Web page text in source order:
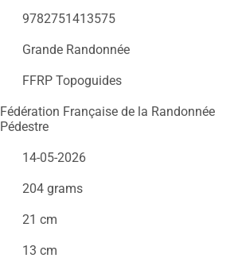
9782751413575
Grande Randonnée
FFRP Topoguides
Fédération Française de la Randonnée
Pédestre
14-05-2026
204 grams
21 cm
13 cm